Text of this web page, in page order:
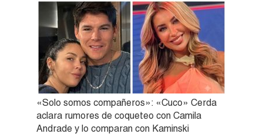
«Solo somos compañeros»: «Cuco» Cerda
aclara rumores de coqueteo con Camila
Andrade y lo comparan con Kaminski